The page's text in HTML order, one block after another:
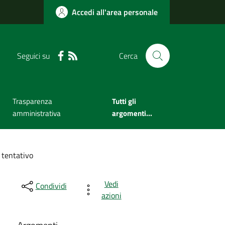
Accedi all'area personale
Seguici su Cerca
Trasparenza
amministrativa
Tutti gli
argomenti...
tentativo
Condividi
Vedi
azioni